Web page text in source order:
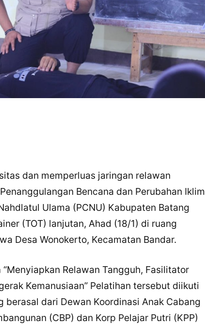
dan memperluas jaringan relawan
Bencana dan Perubahan Iklim
Ulama (PCNU) Kabupaten Batang
(TOT) lanjutan, Ahad (18/1) di ruang
Desa Wonokerto, Kecamatan Bandar.
Relawan Tangguh, Fasilitator
Kemanusiaan” Pelatihan tersebut diikuti
dari Dewan Koordinasi Anak Cabang
(CBP) dan Korp Pelajar Putri (KPP)